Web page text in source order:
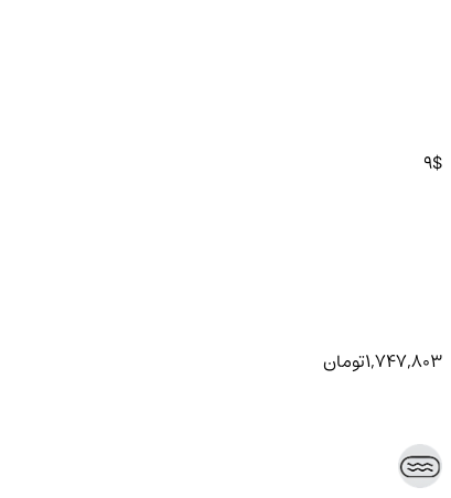
9$
1,747,803تومان